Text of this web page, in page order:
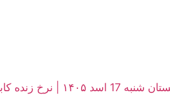
نرخ زنده کابل و هرات